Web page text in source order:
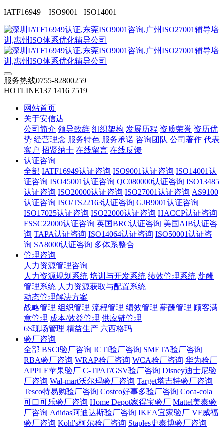
IATF16949 ISO9001 ISO14001
服务热线0755-82800259
HOTLINE137 1416 7519
网站首页
关于安信达
公司简介 领导致辞 组织架构 发展历程 资质荣誉 资历优
势 经营理念 服务特色 服务承诺 咨询团队 公司著作 代表
客户 招贤纳士 在线留言 在线反馈
认证咨询
全部 IATF16949认证咨询 ISO9001认证咨询 ISO14001认
证咨询 ISO45001认证咨询 QC080000认证咨询 ISO13485
认证咨询 ISO20000认证咨询 ISO27001认证咨询 AS9100
认证咨询 ISO/TS22163认证咨询 GJB9001认证咨询
ISO17025认证咨询 ISO22000认证咨询 HACCP认证咨询
FSSC22000认证咨询 英国BRC认证咨询 美国AIB认证咨
询 TAPA认证咨询 ISO14064认证咨询 ISO50001认证咨
询 SA8000认证咨询 多体系整合
管理咨询
人力资源管理咨询
人力资源规划系统 培训与开发系统 绩效管理系统 薪酬
管理系统 人力资源获取与配置系统
动态管理解决方案
战略管理 组织管理 流程管理 绩效管理 薪酬管理 顾客满
意管理 成本/效益管理 供应链管理
6S现场管理 精益生产 六西格玛
验厂咨询
全部 BSCI验厂咨询 ICTI验厂咨询 SMETA验厂咨询
RBA验厂咨询 WRAP验厂咨询 WCA验厂咨询 华为验厂
APPLE苹果验厂 C-TPAT/GSV验厂咨询 Disney迪士尼验
厂咨询 Wal-mart沃尔玛验厂咨询 Target塔吉特验厂咨询
Tesco特易购验厂咨询 Costco好事多验厂咨询 Coca-cola
可口可乐验厂咨询 Home Depot家得宝验厂 Mattel美泰验
厂咨询 Adidas阿迪达斯验厂咨询 IKEA宜家验厂 VF威福
验厂咨询 Kohl's柯尔验厂咨询 Staples史泰博验厂咨询